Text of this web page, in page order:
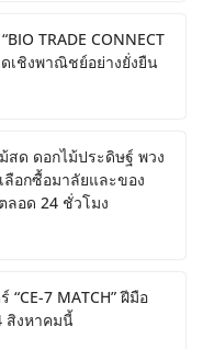
TRADE CONNECT
ชิงพาณิชย์อย่างยั่งยืน
สด ดอกไม้ประดิษฐ์ พวง
อกซื้อมาลัยและของ
อด 24 ชั่วโมง
7 MATCH” ฝีมือ
สิงหาคมนี้